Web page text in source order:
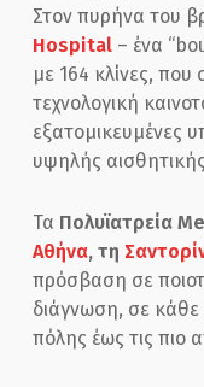
Στον πυρήνα του
Hospital– ένα
με 164 κλίνες, που
τεχνολογική
εξατομικευμένες
υψηλής
Τα Πολυϊατρεία
Αθήνα, τη
πρόσβαση σε
διάγνωση, σε κάθε
πόλης έως τις πιο